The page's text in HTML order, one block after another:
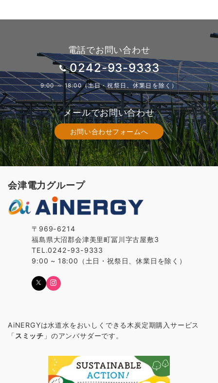
電話でお問い合わせ
0242-93-9333
9:00 ～ 18:00（土日・祝祭日、休業日を除く）
メールでお問い合わせ
お問い合わせフォームへ
会津電力グループ
〒969-6214
福島県大沼郡会津美里町冨川字古屋敷3
TEL.0242-93-9333
9:00 ~ 18:00（土日・祝祭日、休業日を除く）
AiNERGYは水道水をおいしくできる木炭定期購入サービス
「 スミッチ 」のアンバサダーです。